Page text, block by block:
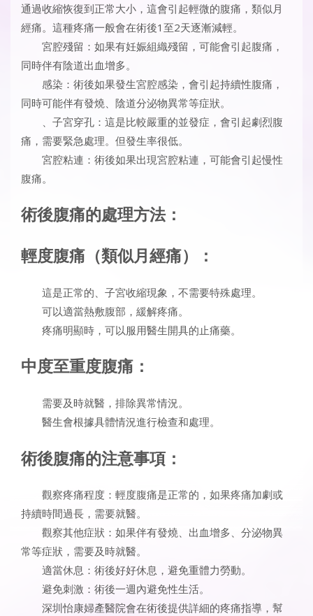
通過收縮恢復到正常大小，這會引起輕微的腹痛，類似月
經痛。這種疼痛一般會在術後1至2天逐漸減輕。
宮腔殘留：如果有妊娠組織殘留，可能會引起腹痛，
同時伴有陰道出血增多。
感染：術後如果發生宮腔感染，會引起持續性腹痛，
同時可能伴有發燒、陰道分泌物異常等症狀。
、子宮穿孔：這是比較嚴重的並發症，會引起劇烈腹
痛，需要緊急處理。但發生率很低。
宮腔粘連：術後如果出現宮腔粘連，可能會引起慢性
腹痛。
術後腹痛的處理方法：
輕度腹痛（類似月經痛）：
這是正常的、子宮收縮現象，不需要特殊處理。
可以適當熱敷腹部，緩解疼痛。
疼痛明顯時，可以服用醫生開具的止痛藥。
中度至重度腹痛：
需要及時就醫，排除異常情況。
醫生會根據具體情況進行檢查和處理。
術後腹痛的注意事項：
觀察疼痛程度：輕度腹痛是正常的，如果疼痛加劇或
持續時間過長，需要就醫。
觀察其他症狀：如果伴有發燒、出血增多、分泌物異
常等症狀，需要及時就醫。
適當休息：術後好好休息，避免重體力勞動。
避免刺激：術後一週內避免性生活。
深圳怡康婦產醫院會在術後提供詳細的疼痛指導，幫